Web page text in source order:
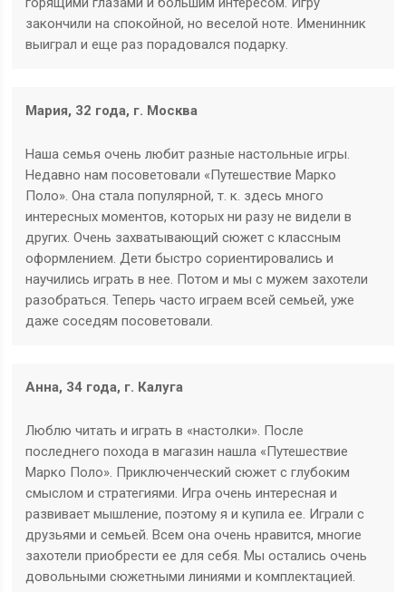
закончили на спокойной, но веселой ноте. Именинник
выиграл и еще раз порадовался подарку.
Мария, 32 года, г. Москва
Наша семья очень любит разные настольные игры.
Недавно нам посоветовали «Путешествие Марко
Поло». Она стала популярной, т. к. здесь много
интересных моментов, которых ни разу не видели в
других. Очень захватывающий сюжет с классным
оформлением. Дети быстро сориентировались и
научились играть в нее. Потом и мы с мужем захотели
разобраться. Теперь часто играем всей семьей, уже
даже соседям посоветовали.
Анна, 34 года, г. Калуга
Люблю читать и играть в «настолки». После
последнего похода в магазин нашла «Путешествие
Марко Поло». Приключенческий сюжет с глубоким
смыслом и стратегиями. Игра очень интересная и
развивает мышление, поэтому я и купила ее. Играли с
друзьями и семьей. Всем она очень нравится, многие
захотели приобрести ее для себя. Мы остались очень
довольными сюжетными линиями и комплектацией.